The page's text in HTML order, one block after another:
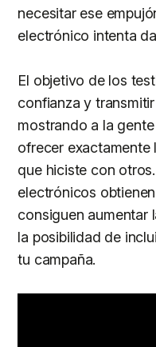
necesitar ese
electrónico intenta
El objetivo de los
confianza y
mostrando a la
ofrecer exactamente
que hiciste con
electrónicos
consiguen aumentar
la posibilidad de
tu campaña.